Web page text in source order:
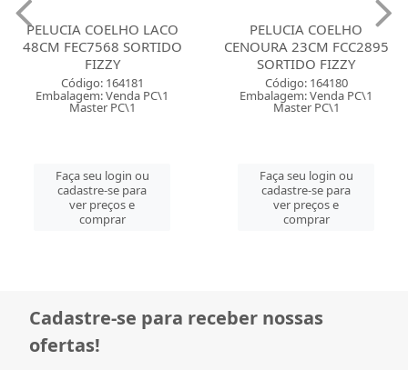
PELUCIA COELHO LACO
48CM FEC7568 SORTIDO
FIZZY
Código: 164181
Embalagem: Venda PC\1
Master PC\1
Faça seu login ou
cadastre-se para
ver preços e
comprar
PELUCIA COELHO
CENOURA 23CM FCC2895
SORTIDO FIZZY
Código: 164180
Embalagem: Venda PC\1
Master PC\1
Faça seu login ou
cadastre-se para
ver preços e
comprar
Cadastre-se para receber nossas
ofertas!